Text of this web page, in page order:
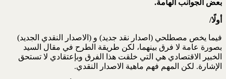
بعض الجوانب الهامة.
أولًا/
فيما يخص مصطلحي (اصدار نقد جديد) و (الاصدار النقدي الجديد)
بصورة عامة لا فرق بينهما، لكن طريقة الطرح في مقال السيد
الخبير الاقتصادي هي التي خلقت هذا الفرق وبإعتقادي لا تستحق
الإشارة. لكن المهم فهم ماهية الاصدار النقدي.